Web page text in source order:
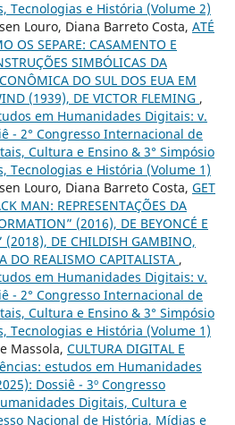
Tecnologias e História (Volume 2)
Louro, Diana Barreto Costa, ATÉ
OS SEPARE: CASAMENTO E
SIMBÓLICAS DA
DO SUL DOS EUA EM
(1939), DE VICTOR FLEMING ,
em Humanidades Digitais: v.
- 2° Congresso Internacional de
Cultura e Ensino & 3° Simpósio
Tecnologias e História (Volume 1)
Louro, Diana Barreto Costa, GET
MAN: REPRESENTAÇÕES DA
(2016), DE BEYONCÉ E
(2018), DE CHILDISH GAMBINO,
DO REALISMO CAPITALISTA ,
em Humanidades Digitais: v.
- 2° Congresso Internacional de
Cultura e Ensino & 3° Simpósio
Tecnologias e História (Volume 1)
Massola, CULTURA DIGITAL E
estudos em Humanidades
Dossiê - 3º Congresso
Digitais, Cultura e
Nacional de História, Mídias e